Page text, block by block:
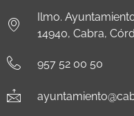
Ilmo.
14940, Cabra,
957 52 00 50